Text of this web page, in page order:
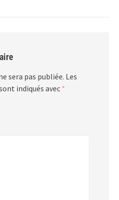
sera pas publiée. Les
indiqués avec *